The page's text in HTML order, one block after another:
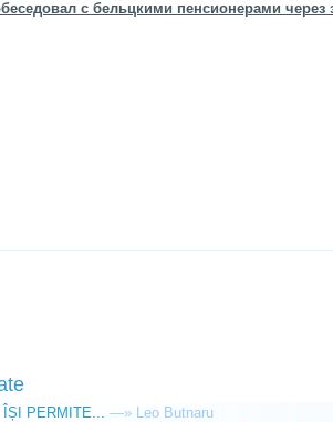
с бельцкими пенсионерами через
ÎȘI PERMITE... —» Leo Butnaru